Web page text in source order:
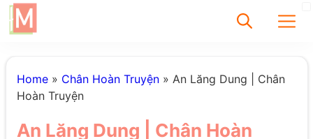
✕
Home» Chân Hoàn Truyện» An Lăng Dung | Chân
Hoàn Truyện
An Lăng Dung | Chân Hoàn